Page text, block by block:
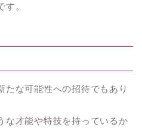
。
たな可能性への招待でもあり
な才能や特技を持っているか